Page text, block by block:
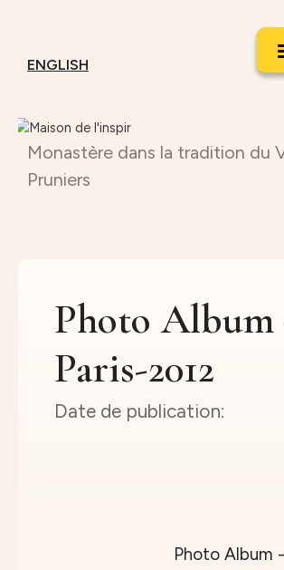
ENGLISH
Monastère dans la tradition du
Pruniers
Photo Album
Paris-2012